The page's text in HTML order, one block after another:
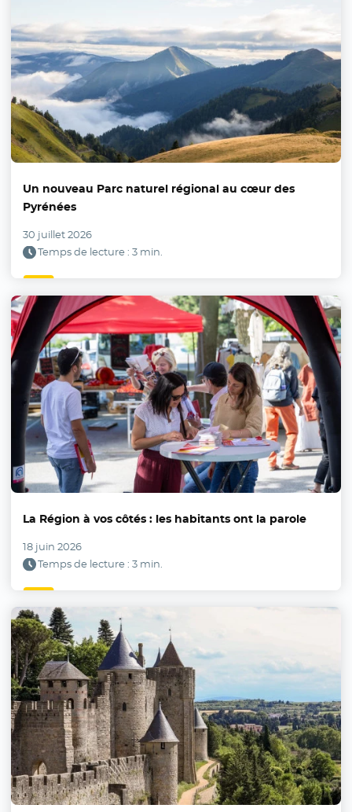
Un nouveau Parc naturel régional au cœur des
Pyrénées
30 juillet 2026
Temps de lecture : 3 min.
La Région à vos côtés : les habitants ont la parole
18 juin 2026
Temps de lecture : 3 min.